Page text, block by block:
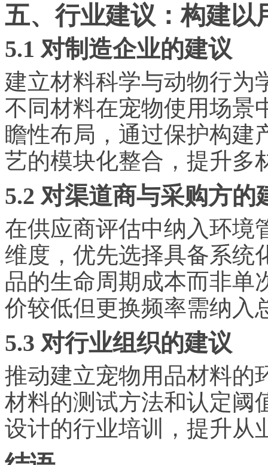
五、行业建议：构建以
5.1 对制造企业的建议
建立材料科学与动物行为
不同材料在宠物使用场景
瞻性布局，通过保护构建
艺的模块化整合，提升多
5.2 对渠道商与采购方的
在供应商评估中纳入环境
维度，优先选择具备系统
品的生命周期成本而非单
价较低但更换频率需纳入
5.3 对行业组织的建议
推动建立宠物用品材料的
材料的测试方法和认定阈
设计的行业培训，提升从